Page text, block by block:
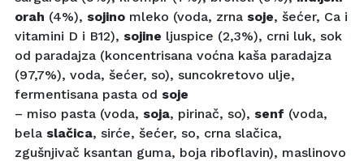
orah (4%), sojino mleko (voda, zrna soje, šećer, Ca i
vitamini D i B12), sojine ljuspice (2,3%), crni luk, sok
od paradajza (koncentrisana voćna kaša paradajza
(97,7%), voda, šećer, so), suncokretovo ulje,
fermentisana pasta od soje
– miso pasta (voda, soja, pirinač, so), senf (voda,
bela slačica, sirće, šećer, so, crna slačica,
zgušnjivač ksantan guma, boja riboflavin), maslinovo